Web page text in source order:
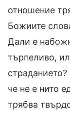
отношение
Божиите
Дали е
търпеливо,
че не е нито
трябва